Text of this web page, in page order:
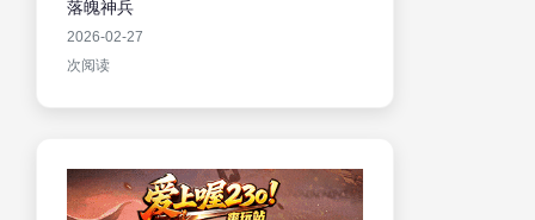
落魄神兵
2026-02-27
次阅读